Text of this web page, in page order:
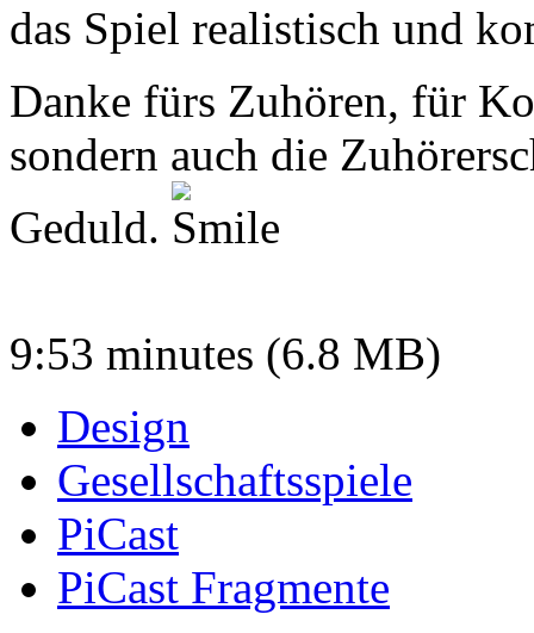
das Spiel realistisch und
Danke fürs Zuhören, für
sondern auch die
Geduld.
9:53 minutes (6.8 MB)
Design
Gesellschaftsspiele
PiCast
PiCast Fragmente